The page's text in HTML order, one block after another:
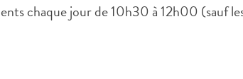
chaque jour de 10h30 à 12h00 (sauf
plus tard, assurez-vous de cliquer sur le